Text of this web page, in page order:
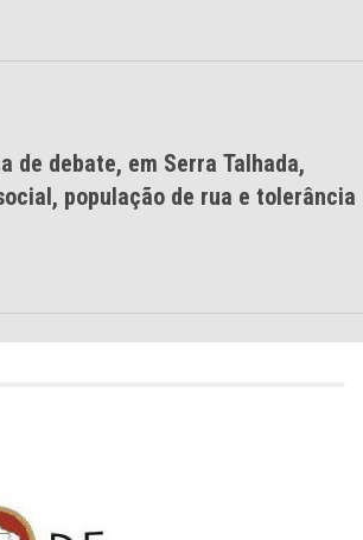
de debate, em Serra Talhada,
população de rua e tolerância